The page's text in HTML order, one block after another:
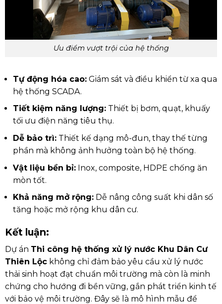
Ưu điểm vượt trội của hệ thống
Tự động hóa cao:Giám sát và điều khiển từ xa qua
hệ thống SCADA.
Tiết kiệm năng lượng:Thiết bị bơm, quạt, khuấy
tối ưu điện năng tiêu thụ.
Dễ bảo trì:Thiết kế dạng mô-đun, thay thế từng
phần mà không ảnh hưởng toàn bộ hệ thống.
Vật liệu bền bỉ:Inox, composite, HDPE chống ăn
mòn tốt.
Khả năng mở rộng:Dễ nâng công suất khi dân số
tăng hoặc mở rộng khu dân cư.
Kết luận:
Dự án Thi công hệ thống xử lý nước Khu Dân Cư
Thiên Lộckhông chỉ đảm bảo yêu cầu xử lý nước
thải sinh hoạt đạt chuẩn môi trường mà còn là minh
chứng cho hướng đi bền vững, gắn phát triển kinh tế
với bảo vệ môi trường. Đây sẽ là mô hình mẫu để